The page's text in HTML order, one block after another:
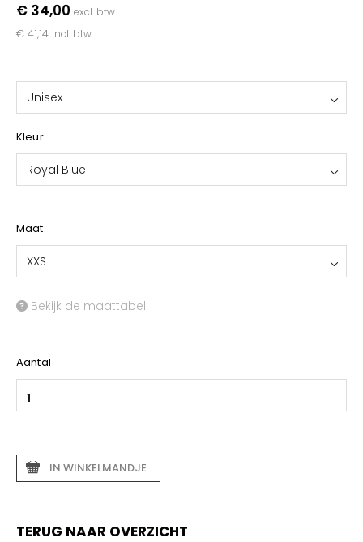
€ 34,00 excl. btw
€ 41,14 incl. btw
Unisex
Kleur
Royal Blue
Maat
XXS
Bekijk de maattabel
Aantal
IN WINKELMANDJE
TERUG NAAR OVERZICHT